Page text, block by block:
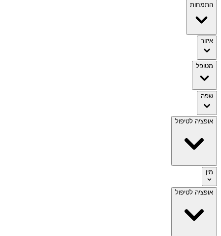
התמחות
איזור
מטופל
שפה
אופציה לטיפול
מין
אופציה לטיפול